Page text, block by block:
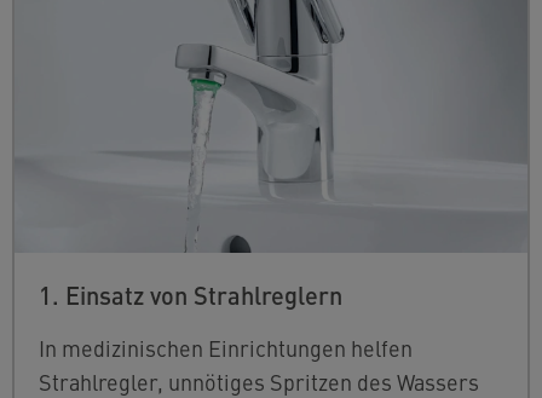
1. Einsatz von Strahlreglern
In medizinischen Einrichtungen helfen
Strahlregler, unnötiges Spritzen des Wassers